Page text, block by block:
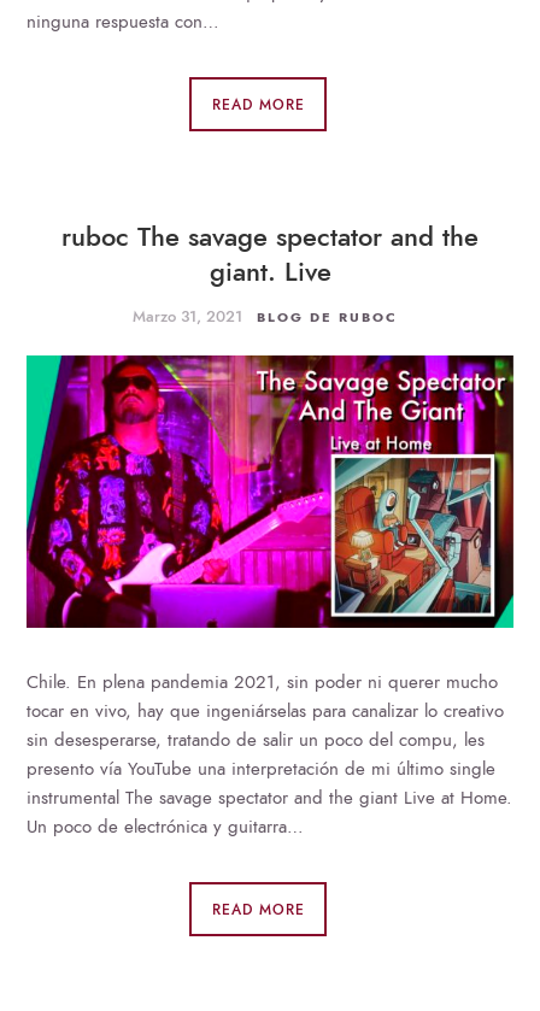
ninguna respuesta con…
READ MORE
ruboc The savage spectator and the
giant. Live
Marzo 31, 2021 BLOG DE RUBOC
Chile. En plena pandemia 2021, sin poder ni querer mucho
tocar en vivo, hay que ingeniárselas para canalizar lo creativo
sin desesperarse, tratando de salir un poco del compu, les
presento vía YouTube una interpretación de mi último single
instrumental The savage spectator and the giant Live at Home.
Un poco de electrónica y guitarra…
READ MORE